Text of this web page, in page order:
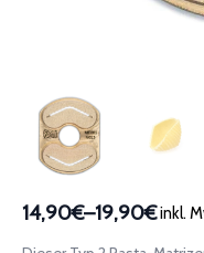
14,90€–19,90€
Preisspanne:
inkl.